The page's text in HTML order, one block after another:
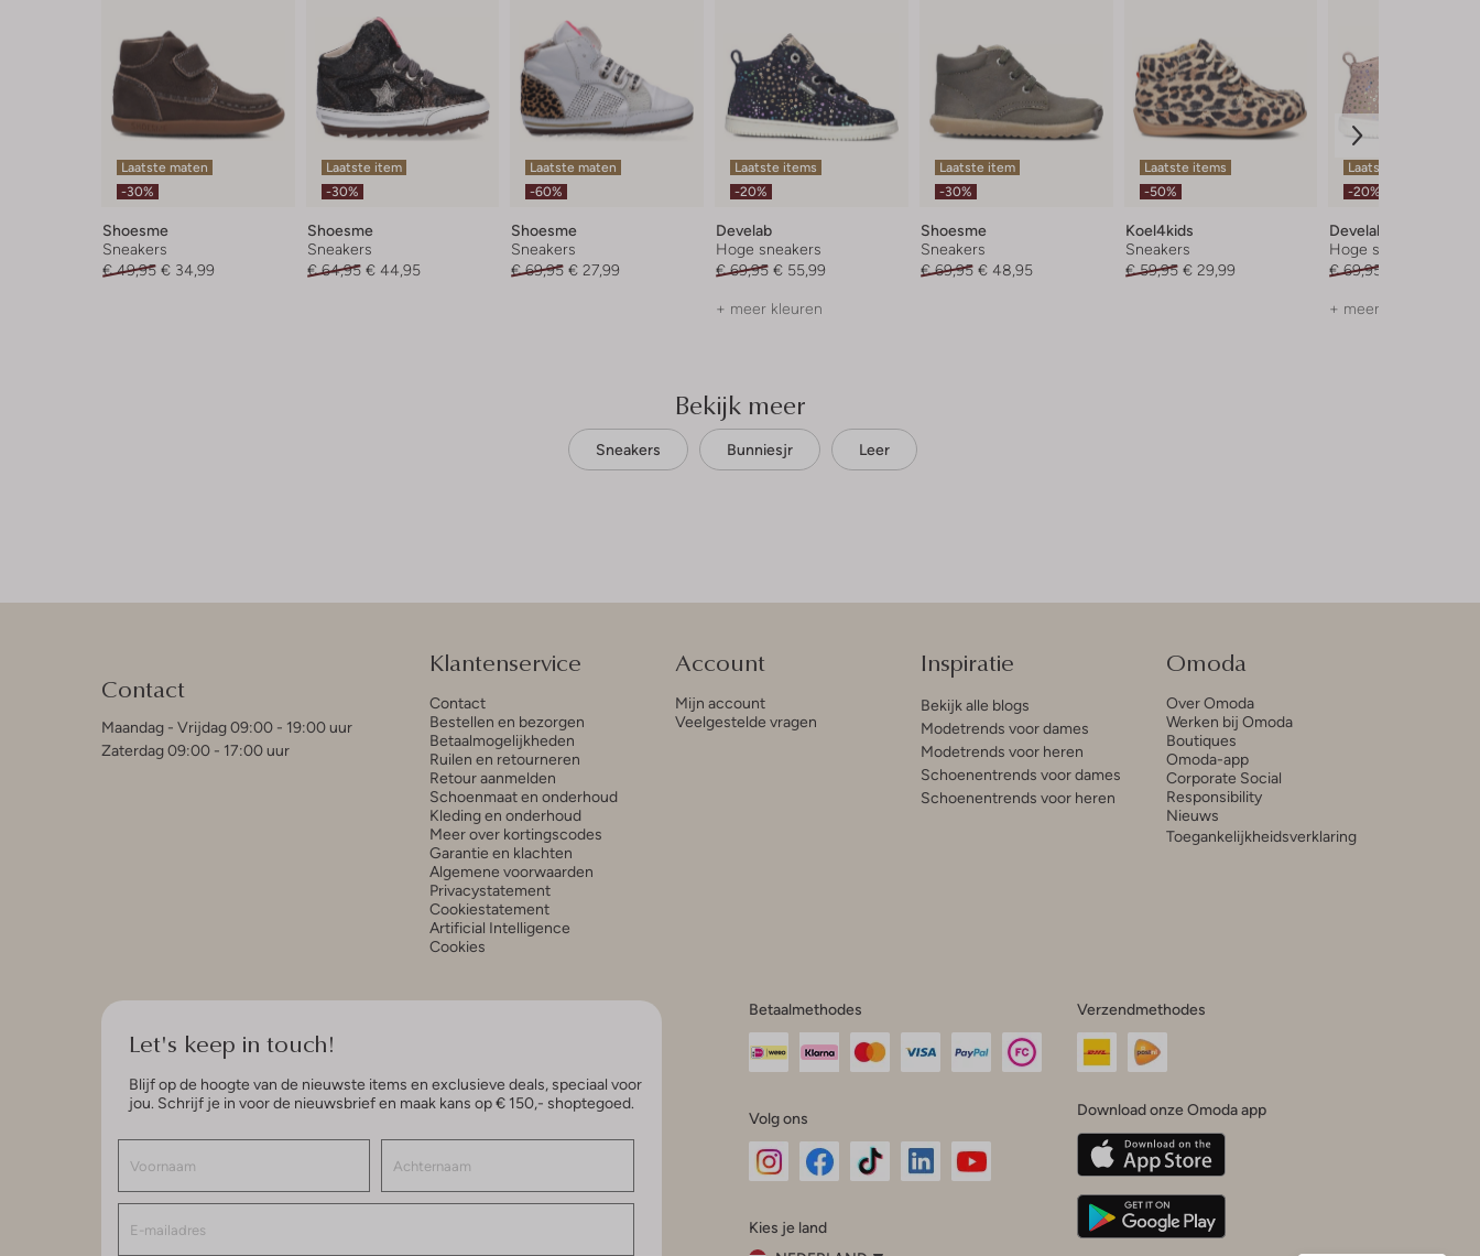
Laatste maten
-30%
Shoesme
Sneakers
€ 49,95 € 34,99
Laatste item
-30%
Shoesme
Sneakers
€ 64,95 € 44,95
Laatste maten
-60%
Shoesme
Sneakers
€ 69,95 € 27,99
Laatste items
-20%
Develab
Hoge sneakers
€ 69,95 € 55,99
+ meer kleuren
Laatste item
-30%
Shoesme
Sneakers
€ 69,95 € 48,95
Laatste items
-50%
Koel4kids
Sneakers
€ 59,95 € 29,99
Laatste maten
-20%
Develab
Hoge sneakers
€ 69,95
+ meer kleuren
Bekijk meer
Sneakers Bunniesjr Leer
Contact
Maandag - Vrijdag 09:00 - 19:00 uur
Zaterdag 09:00 - 17:00 uur
Klantenservice
Contact
Bestellen en bezorgen
Betaalmogelijkheden
Ruilen en retourneren
Retour aanmelden
Schoenmaat en onderhoud
Kleding en onderhoud
Meer over kortingscodes
Garantie en klachten
Algemene voorwaarden
Privacystatement
Cookiestatement
Artificial Intelligence
Cookies
Account
Mijn account
Veelgestelde vragen
Inspiratie
Bekijk alle blogs
Modetrends voor dames
Modetrends voor heren
Schoenentrends voor dames
Schoenentrends voor heren
Omoda
Over Omoda
Werken bij Omoda
Boutiques
Omoda-app
Corporate Social
Responsibility
Nieuws
Toegankelijkheidsverklaring
Let's keep in touch!
Blijf op de hoogte van de nieuwste items en exclusieve deals, speciaal voor
jou. Schrijf je in voor de nieuwsbrief en maak kans op € 150,- shoptegoed.
Betaalmethodes
Volg ons
InstagramFacebook
Kies je land
Verzendmethodes
Download onze Omoda app